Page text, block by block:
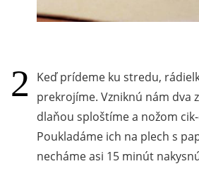
Keď prídeme ku stredu,
prekrojíme. Vzniknú nám dva
dlaňou sploštíme a nožom
Poukladáme ich na plech s
necháme asi 15 minút